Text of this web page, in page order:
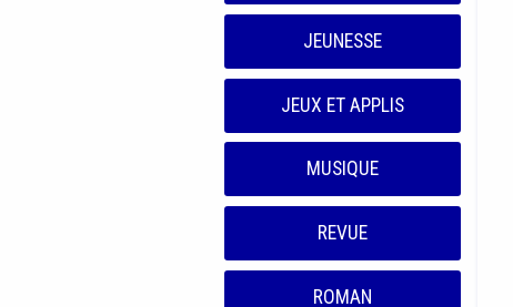
JEUNESSE
JEUX ET APPLIS
MUSIQUE
REVUE
ROMAN